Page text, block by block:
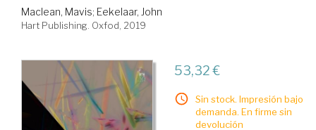
Maclean, Mavis; Eekelaar, John
Hart Publishing. Oxfod, 2019
53,32 €
Sin stock. Impresión bajo
demanda. En firme sin
devolución